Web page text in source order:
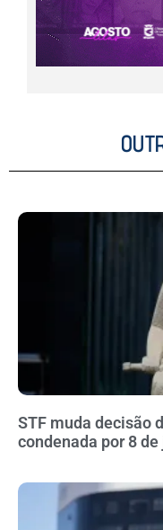
STF muda decisão
condenada por 8